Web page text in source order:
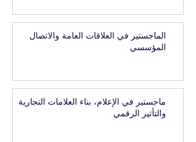
الماجستير في العلاقات العامة والاتصال
المؤسسي
ماجستير في الإعلام، بناء العلامات التجارية
والتأثير الرقمي